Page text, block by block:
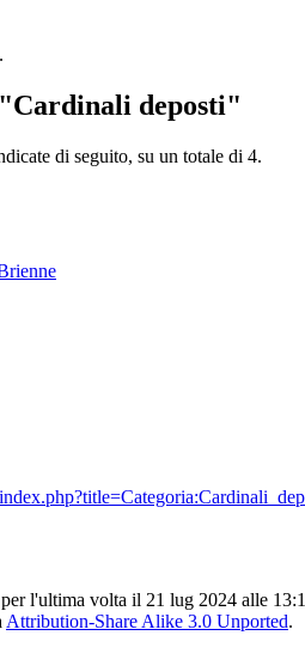
deposti"
di seguito, su un totale di 4.
l'ultima volta il 21 lug 2024 alle
Attribution-Share Alike 3.0 Unported.